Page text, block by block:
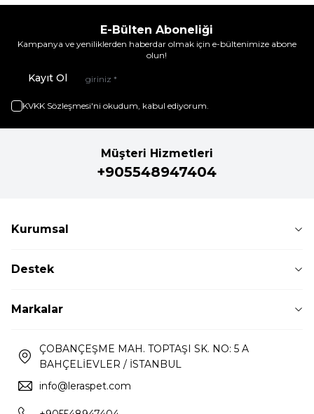
E-Bülten Aboneliği
Kampanya ve yeniliklerden haberdar olmak için e-bültenimize abone
olun!
Kayıt Ol
KVKK Sözleşmesi'ni okudum, kabul ediyorum.
Müşteri Hizmetleri
+905548947404
Kurumsal
Destek
Markalar
ÇOBANÇEŞME MAH. TOPTAŞI SK. NO: 5 A
BAHÇELİEVLER / İSTANBUL
info@leraspet.com